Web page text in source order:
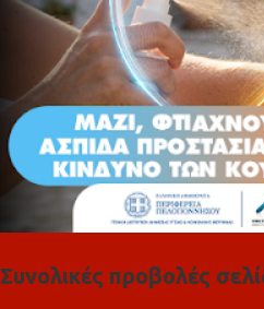
Συνολικές προβολές